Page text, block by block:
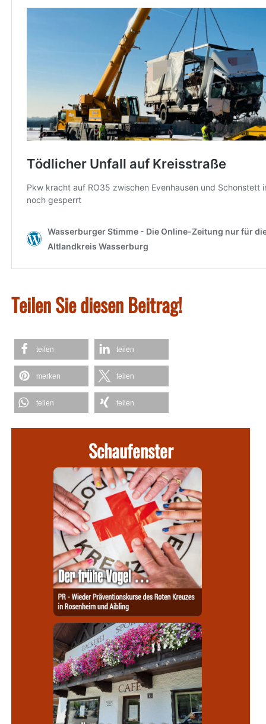
Teilen Sie diesen Beitrag!
teilen teilen
merken teilen
teilen teilen
Schaufenster